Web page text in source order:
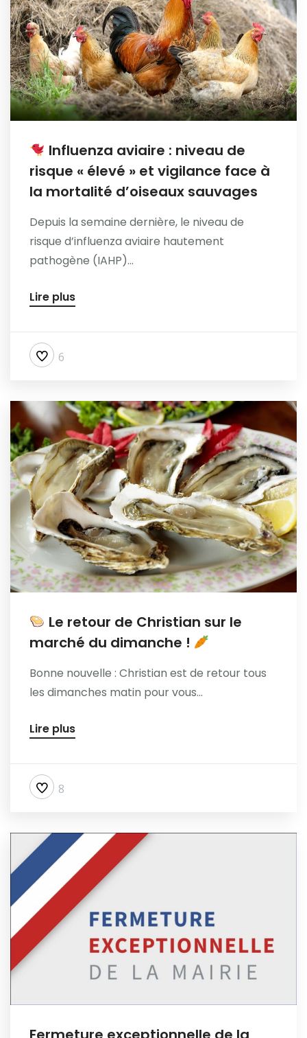
Influenza aviaire : niveau de
risque « élevé » et vigilance face à
la mortalité d’oiseaux sauvages
Depuis la semaine dernière, le niveau de
risque d’influenza aviaire hautement
pathogène (IAHP)...
Lire plus
6
Le retour de Christian sur le
marché du dimanche !
Bonne nouvelle : Christian est de retour tous
les dimanches matin pour vous...
Lire plus
8